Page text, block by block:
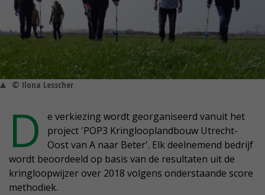
© Ilona Lesscher
D
e verkiezing wordt georganiseerd vanuit het
project 'POP3 Kringlooplandbouw Utrecht-
Oost van A naar Beter'. Elk deelnemend bedrijf
wordt beoordeeld op basis van de resultaten uit de
kringloopwijzer over 2018 volgens onderstaande score
methodiek.